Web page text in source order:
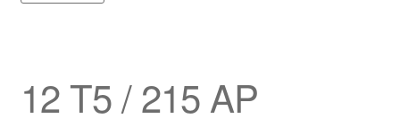
Kasse
12 T5 / 215 AP